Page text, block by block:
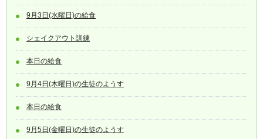
9月3日(水曜日)の給食
シェイクアウト訓練
本日の給食
9月4日(木曜日)の生徒のようす
本日の給食
9月5日(金曜日)の生徒のようす